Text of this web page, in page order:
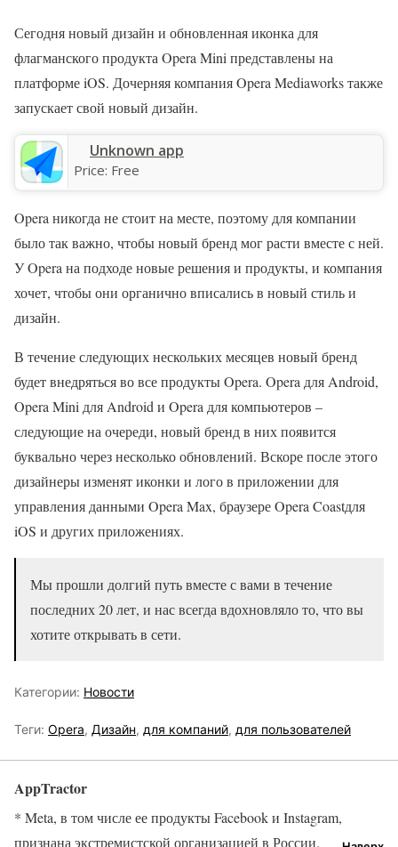
Сегодня новый дизайн и обновленная иконка для
флагманского продукта Opera Mini представлены на
платформе iOS. Дочерняя компания Opera Mediaworks также
запускает свой новый дизайн.
Unknown app
Price: Free
Opera никогда не стоит на месте, поэтому для компании
было так важно, чтобы новый бренд мог расти вместе с ней.
У Opera на подходе новые решения и продукты, и компания
хочет, чтобы они органично вписались в новый стиль и
дизайн.
В течение следующих нескольких месяцев новый бренд
будет внедряться во все продукты Opera. Opera для Android,
Opera Mini для Android и Opera для компьютеров –
следующие на очереди, новый бренд в них появится
буквально через несколько обновлений. Вскоре после этого
дизайнеры изменят иконки и лого в приложении для
управления данными Opera Max, браузере Opera Coastдля
iOS и других приложениях.
Мы прошли долгий путь вместе с вами в течение
последних 20 лет, и нас всегда вдохновляло то, что вы
хотите открывать в сети.
Категории: Новости
Теги: Opera, Дизайн, для компаний, для пользователей
AppTractor
* Meta, в том числе ее продукты Facebook и Instagram,
признана экстремистской организацией в России.